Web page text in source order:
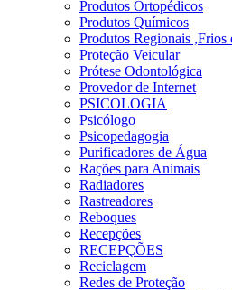
Produtos Ortopédicos
Produtos Químicos
Produtos Regionais ,Frios
Proteção Veicular
Prótese Odontológica
Provedor de Internet
PSICOLOGIA
Psicólogo
Psicopedagogia
Purificadores de Água
Rações para Animais
Radiadores
Rastreadores
Reboques
Recepções
RECEPÇÕES
Reciclagem
Redes de Proteção